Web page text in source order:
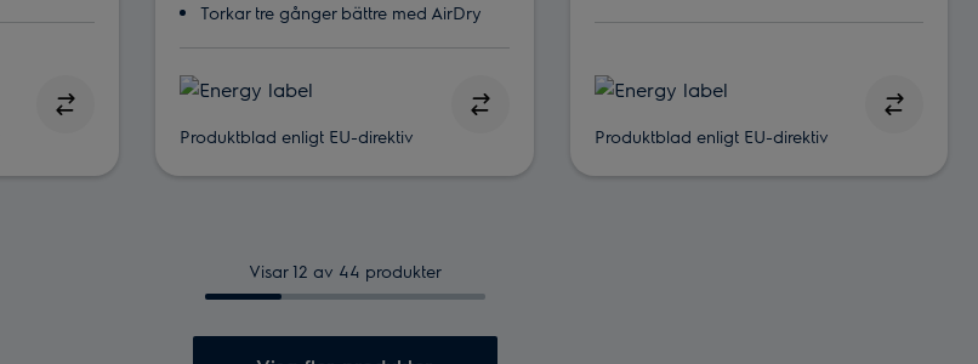
Torkar tre gånger bättre med AirDry
Produktblad enligt EU-direktiv Produktblad enligt EU-direktiv
Visar 12 av 44 produkter